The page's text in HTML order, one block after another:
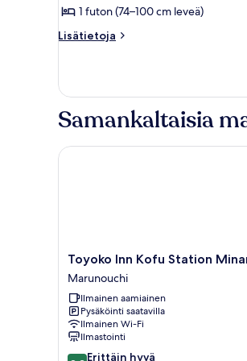
1 futon (74–100 cm leveä)
Lisätietoja
Lisätietoja
Samankaltaisia
Toyoko
Inn
Kofu
Station
Minami
1
Marunouchi
Toyoko Inn Kofu Station
Marunouchi
Ilmainen aamiainen
Pysäköinti saatavilla
Ilmainen Wi-Fi
Ilmastointi
8.2 Erittäin hyvä
Toyoko Inn Kofu Station Minami 1